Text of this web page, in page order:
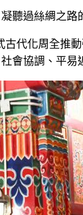
聽過絲綢之
代化周全推
會協調、平